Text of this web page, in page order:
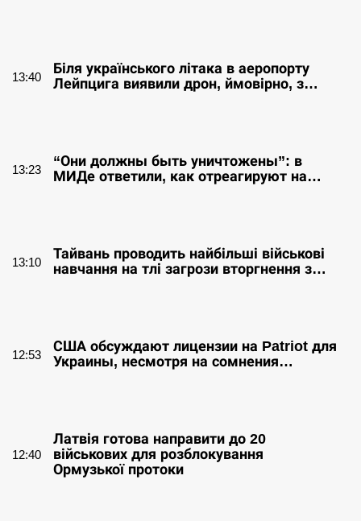
13:40
Біля українського літака в аеропорту
Лейпцига виявили дрон, ймовірно, з…
13:23
“Они должны быть уничтожены”: в
МИДе ответили, как отреагируют на…
13:10
Тайвань проводить найбільші військові
навчання на тлі загрози вторгнення з…
12:53
США обсуждают лицензии на Patriot для
Украины, несмотря на сомнения…
12:40
Латвія готова направити до 20
військових для розблокування
Ормузької протоки